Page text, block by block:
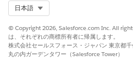
日本語
© Copyright 2026, Salesforce.com Inc. All
は、それぞれの商標所有者に帰属します。
株式会社セールスフォース・ジャパン 東京都
丸の内ガーデンタワー（Salesforce Tower）